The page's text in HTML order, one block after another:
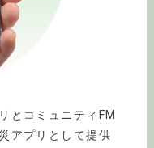
とコミュニティFM
アプリとして提供